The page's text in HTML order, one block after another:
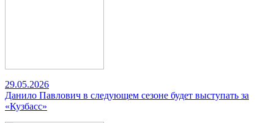
29.05.2026
Данило Павлович в следующем сезоне будет выступать за
«Кузбасс»